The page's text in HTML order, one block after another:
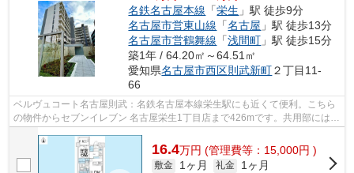
名鉄名古屋本線 「栄生 」駅 徒歩9分
名古屋市営東山線 「名古屋 」駅 徒歩13分
名古屋市営鶴舞線 「浅間町 」駅 徒歩15分
築1年 / 64.20㎡～64.51㎡
愛知県名古屋市西区則武新町２丁目11-
66
ベルヴュコート名古屋則武：名鉄名古屋本線栄生駅にも近くて便利。こちら
の物件からセブンイレブン 名古屋栄生1丁目店まで426mです。共用部には敷
地内ごみ置き場・エレベータなどが揃...
16.4万円 (管理費等：15,000円 )
敷金 1ヶ月 礼金
1ヶ月